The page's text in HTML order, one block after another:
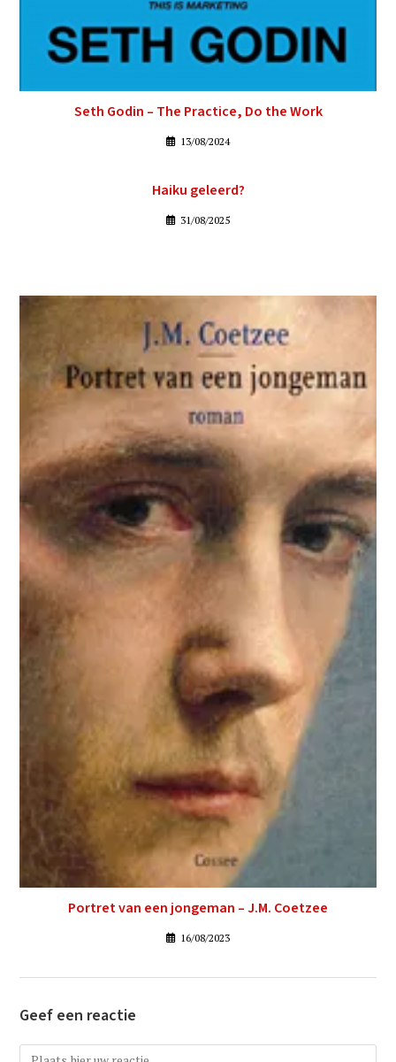
Seth Godin – The Practice, Do the Work
13/08/2024
Haiku geleerd?
31/08/2025
Portret van een jongeman – J.M. Coetzee
16/08/2023
Geef een reactie
Reactie